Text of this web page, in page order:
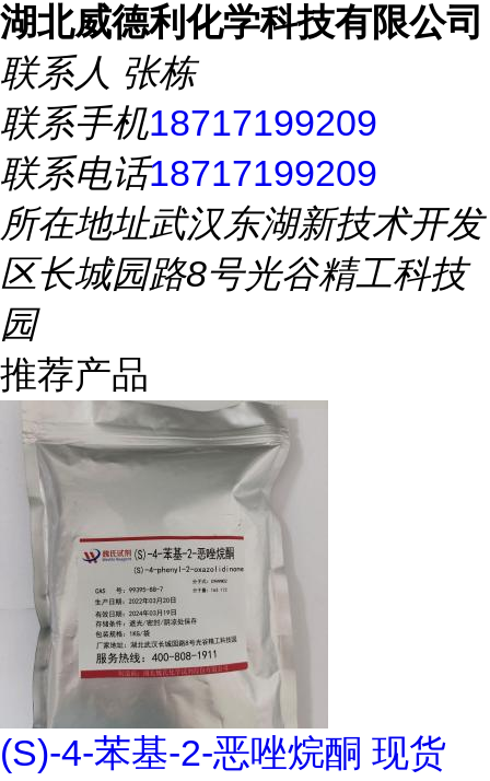
湖北威德利化学科技有限公司
联系人 张栋
联系手机18717199209
联系电话18717199209
所在地址武汉东湖新技术开发
区长城园路8号光谷精工科技
园
推荐产品
(S)-4-苯基-2-恶唑烷酮 现货